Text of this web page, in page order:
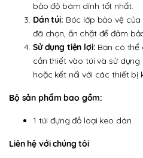
bảo độ bám dính tốt nhất.
Dán túi: Bóc lớp bảo vệ
đã chọn, ấn chặt để đảm
Sử dụng tiện lợi: Bạn có
cần thiết vào túi và sử
hoặc kết nối với các thiết bị
Bộ sản phẩm bao gồm:
1 túi đựng đồ loại keo dán
Liên hệ với chúng tôi